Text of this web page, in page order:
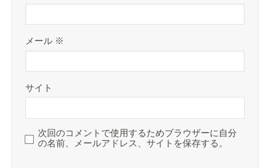
メール ※
サイト
次回のコメントで使用するためブラウザーに自分
の名前、メールアドレス、サイトを保存する。